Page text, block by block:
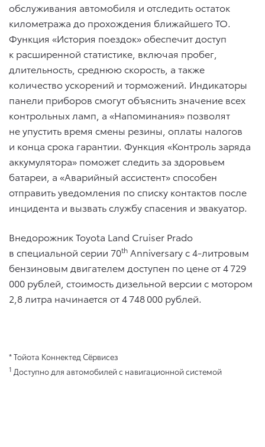
обслуживания автомобиля и отследить остаток
километража до прохождения ближайшего ТО.
Функция «История поездок» обеспечит доступ
к расширенной статистике, включая пробег,
длительность, среднюю скорость, а также
количество ускорений и торможений. Индикаторы
панели приборов смогут объяснить значение всех
контрольных ламп, а «Напоминания» позволят
не упустить время смены резины, оплаты налогов
и конца срока гарантии. Функция «Контроль заряда
аккумулятора» поможет следить за здоровьем
батареи, а «Аварийный ассистент» способен
отправить уведомления по списку контактов после
инцидента и вызвать службу спасения и эвакуатор.
Внедорожник Toyota Land Cruiser Prado
в специальной серии 70th Anniversary c 4-литровым
бензиновым двигателем доступен по цене от 4 729
000 рублей, стоимость дизельной версии с мотором
2,8 литра начинается от 4 748 000 рублей.
* Тойота Коннектед Сёрвисез
1 Доступно для автомобилей с навигационной системой